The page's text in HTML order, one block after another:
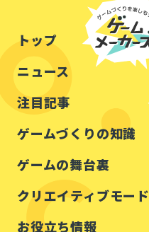
トップ
ニュース
注目記事
ゲームづくりの知識
ゲームの舞台裏
クリエイティブモード
お役立ち情報